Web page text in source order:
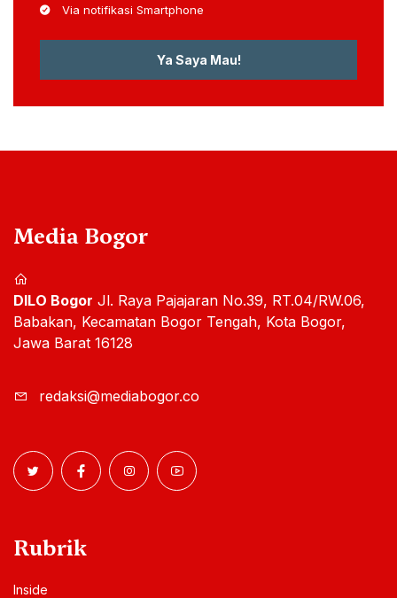
Via notifikasi Smartphone
Ya Saya Mau!
Media Bogor
DILO Bogor Jl. Raya Pajajaran No.39, RT.04/RW.06,
Babakan, Kecamatan Bogor Tengah, Kota Bogor,
Jawa Barat 16128
redaksi@mediabogor.co
Rubrik
Inside